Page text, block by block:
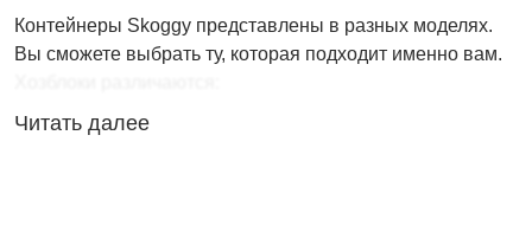
Контейнеры Skoggy представлены в разных моделях.
Вы сможете выбрать ту, которая подходит именно вам.
габаритами
Читать далее